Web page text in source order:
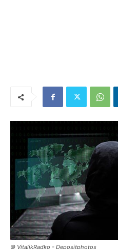
© VitalikRadko - Depositphotos